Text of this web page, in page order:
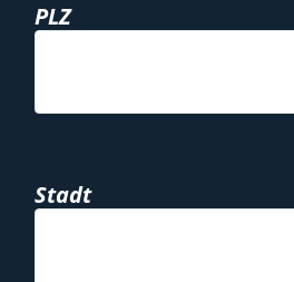
PLZ
Stadt